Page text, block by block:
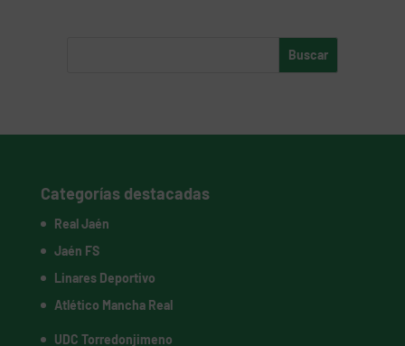
Categorías destacadas
Real Jaén
Jaén FS
Linares Deportivo
Atlético Mancha Real
UDC Torredonjimeno